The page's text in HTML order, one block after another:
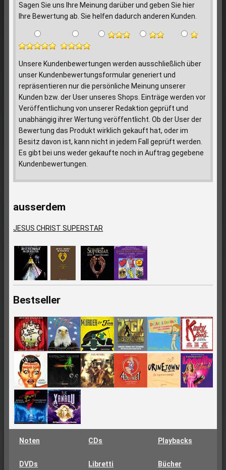
Sagen Sie uns Ihre Meinung darüber und geben Sie hier
Ihre Bewertung ab. Sie helfen dadurch anderen Kunden.
Unsere Kundenbewertungen werden ausschließlich über
unser Kundenbewertungsformular generiert und
repräsentieren nur die persönliche Meinung unserer
Kunden bzw. der User unseres Shops. Einträge werden vor
Veröffentlichung von unserer Redaktion geprüft und
unabhängig ihrer Wertung veröffentlicht. Ob der User der
Bewertung das Produkt wirklich gekauft hat, oder im
Besitz davon ist, kann nicht in jedem Fall geprüft werden.
Es gibt bei uns weder gekaufte noch in Auftrag gegebene
Kundenbewertungen.
ausserdem
JESUS CHRIST SUPERSTAR
Bestseller
Noten CDs Playbacks
DVDs Libretti Bücher